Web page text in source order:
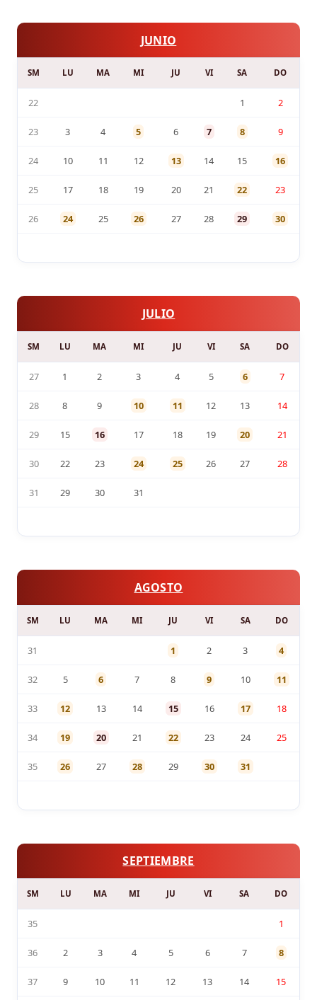
JUNIO
SM LU MA MI JU VI SA DO
22 1 2
23 3 4 5 6 7 8 9
24 10 11 12 13 14 15 16
25 17 18 19 20 21 22 23
26 24 25 26 27 28 29 30
JULIO
SM LU MA MI JU VI SA DO
27 1 2 3 4 5 6 7
28 8 9 10 11 12 13 14
29 15 16 17 18 19 20 21
30 22 23 24 25 26 27 28
31 29 30 31
AGOSTO
SM LU MA MI JU VI SA DO
31 1 2 3 4
32 5 6 7 8 9 10 11
33 12 13 14 15 16 17 18
34 19 20 21 22 23 24 25
35 26 27 28 29 30 31
SEPTIEMBRE
SM LU MA MI JU VI SA DO
35 1
36 2 3 4 5 6 7 8
37 9 10 11 12 13 14 15